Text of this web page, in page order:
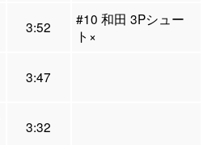
3:52
#10 和田 3Pシュー
ト×
3:47
3:32